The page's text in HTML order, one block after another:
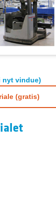
nyt vindue)
(gratis)